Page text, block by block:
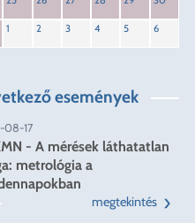
1 2 3 4 5 6
események
08-17
- A mérések láthatatlan
metrológia a
megtekintés